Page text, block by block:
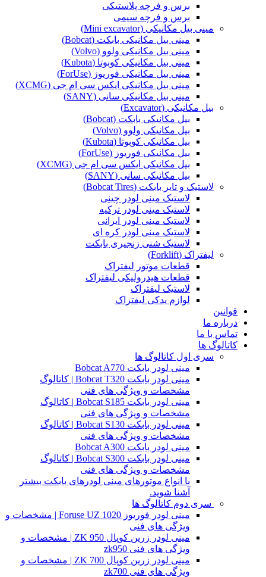
برس و فرچه پلاستیکی
برس و فرچه سیمی
مینی بیل مکانیکی (Mini excavator)
مینی بیل مکانیکی بابکت (Bobcat)
مینی بیل مکانیکی ولوو (Volvo)
مینی بیل مکانیکی کوبوتا (Kubota)
مینی بیل مکانیکی فوریوز (ForUse)
مینی بیل مکانیکی ایکس سی ام جی (XCMG)
مینی بیل مکانیکی سانی (SANY)
بیل مکانیکی (Excavator)
بیل مکانیکی بابکت (Bobcat)
بیل مکانیکی ولوو (Volvo)
بیل مکانیکی کوبوتا (Kubota)
بیل مکانیکی فوریوز (ForUse)
بیل مکانیکی ایکس سی ام جی (XCMG)
بیل مکانیکی سانی (SANY)
لاستیک و تایر بابکت (Bobcat Tires)
لاستیک مینی لودر چینی
لاستیک مینی لودر ترکیه
لاستیک مینی لودر ایرانی
لاستیک مینی لودر کره ای
لاستیک شنی زنجیری بابکت
لیفتراک (Forklift)
قطعات موتور لیفتراک
قطعات هیدرولیکی لیفتراک
لاستیک لیفتراک
لوازم یدکی لیفتراک
قوانین
درباره ما
تماس با ما
کاتالوگ ها
سری اول کاتالوگ ها
مینی لودر بابکت Bobcat A770
مینی لودر بابکت Bobcat T320 | کاتالوگ
مشخصات و ویژگی های فنی
مینی لودر بابکت Bobcat S185 | کاتالوگ
مشخصات و ویژگی های فنی
مینی لودر بابکت Bobcat S130 | کاتالوگ
مشخصات و ویژگی های فنی
مینی لودر بابکت Bobcat A300
مینی لودر بابکت Bobcat S300 | کاتالوگ
مشخصات و ویژگی های فنی
با انواع موتورهای مینی لودرهای بابکت بیشتر
آشنا شوید.
سری دوم کاتالوگ ها
مینی لودر فوریوز Foruse UZ 1020 | مشخصات و
ویژگی های فنی
مینی لودر زرین کوپال ZK 950 | مشخصات و
ویژگی های فنی zk950
مینی لودر زرین کوپال ZK 700 | مشخصات و
ویژگی های فنی zk700